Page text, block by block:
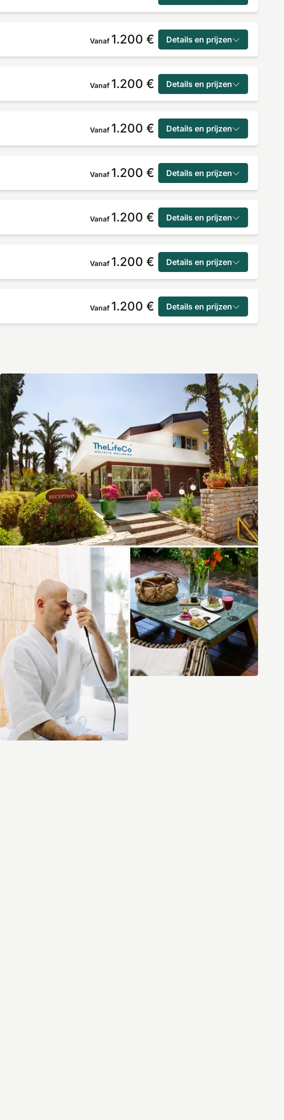
Vanaf 1.200 € Details en prijzen
Vanaf 1.200 € Details en prijzen
Vanaf 1.200 € Details en prijzen
Vanaf 1.200 € Details en prijzen
Vanaf 1.200 € Details en prijzen
Vanaf 1.200 € Details en prijzen
Vanaf 1.200 € Details en prijzen